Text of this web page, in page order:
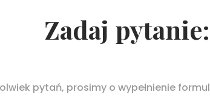
Zadaj pytanie:
pytań, prosimy o wypełnienie